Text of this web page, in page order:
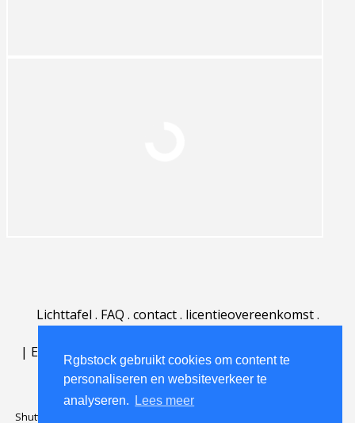
Rgbstock gebruikt cookies om content te
personaliseren en websiteverkeer te
analyseren.
Lees meer
Lichttafel . FAQ . contact. licentieovereenkomst.
| English | Deutsch Español | Português
Nederlands|
Shutterstock official partner of Rgbstock